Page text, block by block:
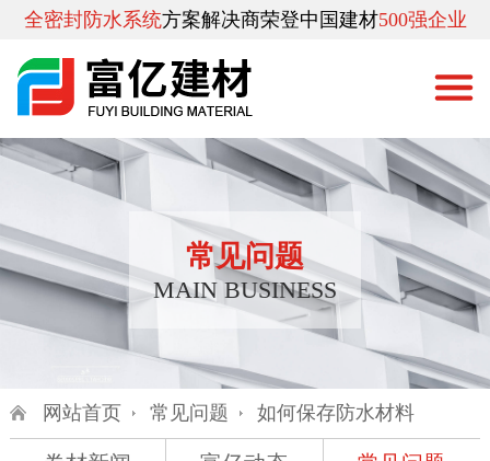
全密封防水系统方案解决商荣登中国建材500强企业
常见问题
MAIN BUSINESS
网站首页 常见问题 如何保存防水材料